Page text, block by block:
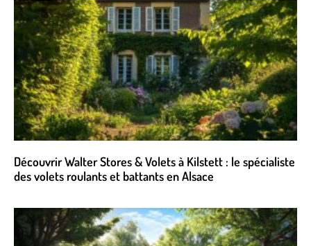
Découvrir Walter Stores & Volets à Kilstett : le spécialiste
des volets roulants et battants en Alsace